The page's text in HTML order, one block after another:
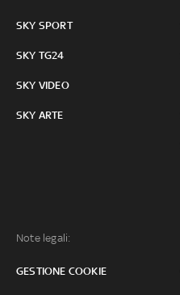
SKY SPORT
SKY TG24
SKY VIDEO
SKY ARTE
Note legali:
GESTIONE COOKIE